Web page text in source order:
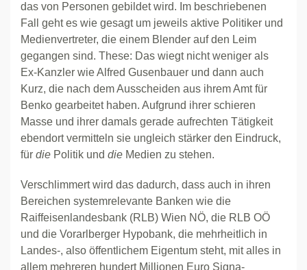
das von Personen gebildet wird. Im beschriebenen
Fall geht es wie gesagt um jeweils aktive Politiker und
Medienvertreter, die einem Blender auf den Leim
gegangen sind. These: Das wiegt nicht weniger als
Ex-Kanzler wie Alfred Gusenbauer und dann auch
Kurz, die nach dem Ausscheiden aus ihrem Amt für
Benko gearbeitet haben. Aufgrund ihrer schieren
Masse und ihrer damals gerade aufrechten Tätigkeit
ebendort vermitteln sie ungleich stärker den Eindruck,
für die Politik und die Medien zu stehen.
Verschlimmert wird das dadurch, dass auch in ihren
Bereichen systemrelevante Banken wie die
Raiffeisenlandesbank (RLB) Wien NÖ, die RLB OÖ
und die Vorarlberger Hypobank, die mehrheitlich in
Landes-, also öffentlichem Eigentum steht, mit alles in
allem mehreren hundert Millionen Euro Signa-